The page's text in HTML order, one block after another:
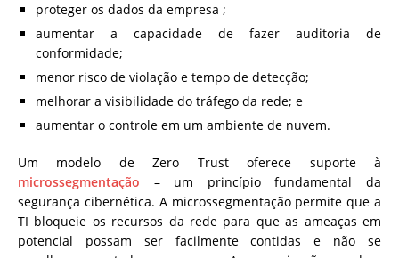
proteger os dados da empresa ;
aumentar a capacidade de fazer auditoria de
conformidade;
menor risco de violação e tempo de detecção;
melhorar a visibilidade do tráfego da rede; e
aumentar o controle em um ambiente de nuvem.
Um modelo de Zero Trust oferece suporte à
microssegmentação – um princípio fundamental da
segurança cibernética. A microssegmentação permite que a
TI bloqueie os recursos da rede para que as ameaças em
potencial possam ser facilmente contidas e não se